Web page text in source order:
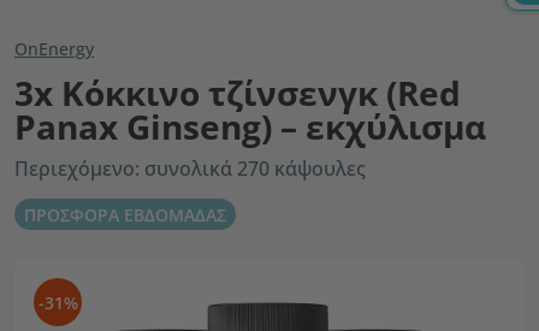
OnEnergy
3x Κόκκινο τζίνσενγκ (Red
Panax Ginseng) – εκχύλισμα
Περιεχόμενο: συνολικά 270 κάψουλες
ΠΡΟΣΦΟΡΑ ΕΒΔΟΜΑΔΑΣ
-31%